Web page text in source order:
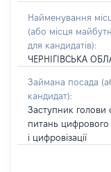
Найменування
(або місця
для кандидатів):
ЧЕРНІГІВСЬКА
Займана посада
кандидат):
Заступник голови
питань
і цифровізації